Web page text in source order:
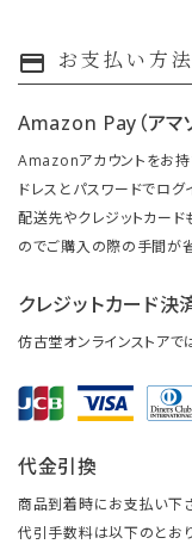
payment お支払い方
Amazon Pay（アマ
Amazonアカウントをお
ドレスとパスワードでログ
配送先やクレジットカー
のでご購入の際の手間が省
クレジットカード決
仿古堂オンラインストアで
代金引換
商品到着時にお支払い下さ
代引手数料は以下のとおり